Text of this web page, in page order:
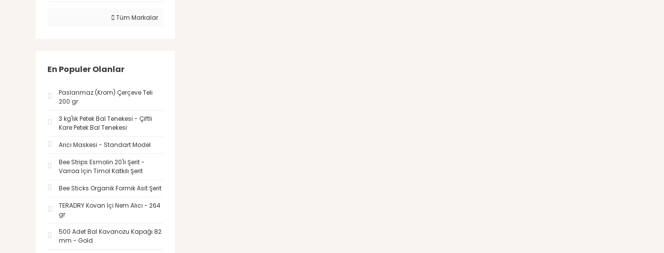
Tüm Markalar
En Populer Olanlar
Paslanmaz (Krom) Çerçeve Teli
200 gr
3 kg'lık Petek Bal Tenekesi - Çiftli
Kare Petek Bal Tenekesi
Arıcı Maskesi - Standart Model
Bee Strips Esmolin 20'li Şerit -
Varroa İçin Timol Katkılı Şerit
Bee Sticks Organik Formik Asit Şerit
TERADRY Kovan İçi Nem Alıcı - 264
gr
500 Adet Bal Kavanozu Kapağı 82
mm - Gold